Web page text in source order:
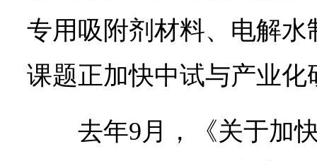
专用吸附剂材料、电解
课题正加快中试与产业化
去年9月，《关于加